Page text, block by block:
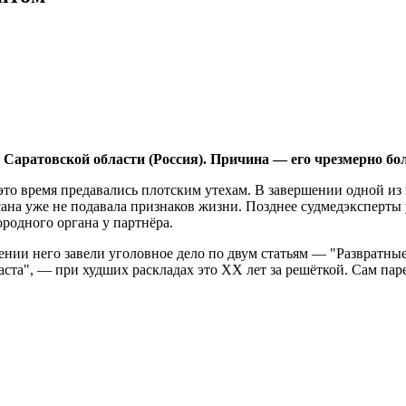
области (Россия). Причина — его чрезмерно
время предавались плотским утехам. В завершении одной
уже не подавала признаков жизни. Позднее
органа у партнёра.
него завели уголовное дело по двум статьям —
— при худших раскладах это ХХ лет за решёткой. Сам